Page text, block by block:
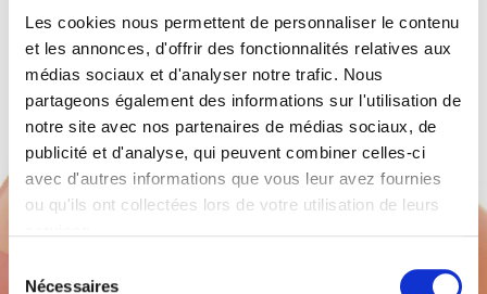
Les cookies nous permettent de personnaliser le contenu
et les annonces, d'offrir des fonctionnalités relatives aux
médias sociaux et d'analyser notre trafic. Nous
partageons également des informations sur l'utilisation de
notre site avec nos partenaires de médias sociaux, de
publicité et d'analyse, qui peuvent combiner celles-ci
avec d'autres informations que vous leur avez fournies
ou qu'ils ont collectées lors de votre utilisation de leurs
Nécessaires